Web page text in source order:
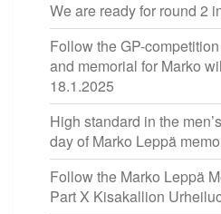
We are ready for round 2
Follow the GP-
and memorial for Marko
18.1.2025
High standard in the
day of Marko Leppä
Follow the Marko Leppä
Part X Kisakallion